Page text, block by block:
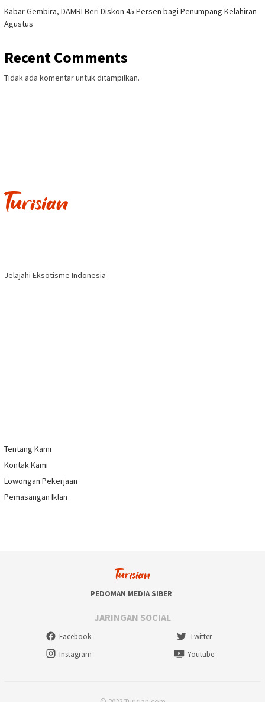
Kabar Gembira, DAMRI Beri Diskon 45 Persen bagi Penumpang Kelahiran
Agustus
Recent Comments
Tidak ada komentar untuk ditampilkan.
Jelajahi Eksotisme Indonesia
Tentang Kami
Kontak Kami
Lowongan Pekerjaan
Pemasangan Iklan
PEDOMAN MEDIA SIBER
JARINGAN SOCIAL
Facebook
Twitter
Instagram
Youtube